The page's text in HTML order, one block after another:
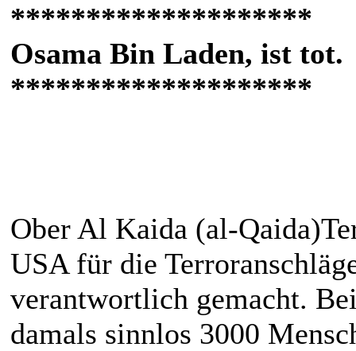
********************
Osama Bin Laden, ist tot.
********************
Ober Al Kaida (al-
USA für die
verantwortlich gemacht.
damals sinnlos 3000